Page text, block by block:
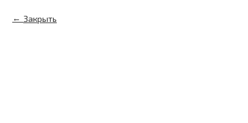
Закрыть